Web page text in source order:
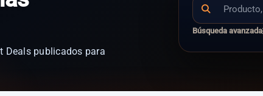
Deals publicados para
Búsqueda avanzada